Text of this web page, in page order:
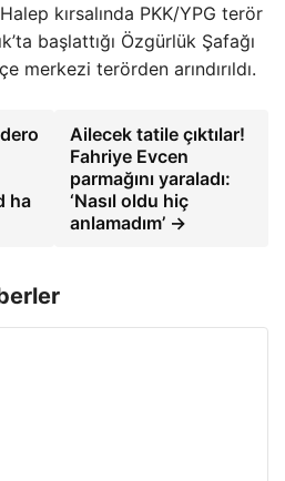
kırsalında PKK/YPG terör
başlattığı Özgürlük Şafağı
merkezi terörden arındırıldı.
ha
Ailecek tatile çıktılar!
Fahriye Evcen
parmağını yaraladı:
‘Nasıl oldu hiç
anlamadım’ →